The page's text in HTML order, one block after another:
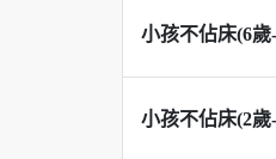
小孩不佔床(6歲
小孩不佔床(2歲